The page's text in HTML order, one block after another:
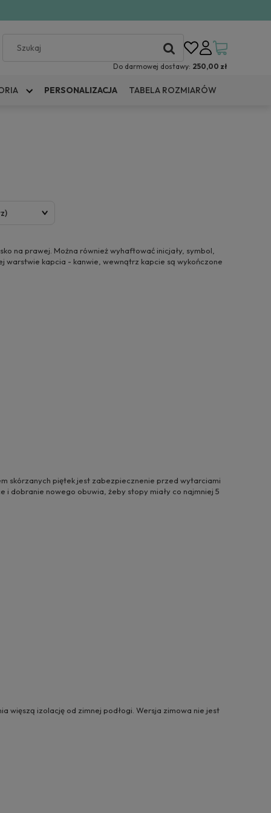
Do darmowej dostawy: 250,00 zł
PERSONALIZACJA TABELA ROZMIARÓW
na prawej. Można również wyhaftować inicjały, symbol,
warstwie kapcia - kanwie, wewnątrz kapcie są wykończone
skórzanych piętek jest zabezpiecznenie przed wytarciami
dobranie nowego obuwia, żeby stopy miały co najmniej 5
więszą izolację od zimnej podłogi. Wersja zimowa nie jest